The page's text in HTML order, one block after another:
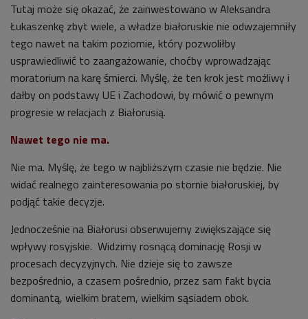
Tutaj może się okazać, że zainwestowano w Aleksandra
Łukaszenkę zbyt wiele, a władze białoruskie nie odwzajemniły
tego nawet na takim poziomie, który pozwoliłby
usprawiedliwić to zaangażowanie, choćby wprowadzając
moratorium na karę śmierci. Myślę, że ten krok jest możliwy i
dałby on podstawy UE i Zachodowi, by mówić o pewnym
progresie w relacjach z Białorusią.
Nawet tego nie ma.
Nie ma. Myślę, że tego w najbliższym czasie nie będzie. Nie
widać realnego zainteresowania po stornie białoruskiej, by
podjąć takie decyzje.
Jednocześnie na Białorusi obserwujemy zwiększające się
wpływy rosyjskie. Widzimy rosnącą dominację Rosji w
procesach decyzyjnych. Nie dzieje się to zawsze
bezpośrednio, a czasem pośrednio, przez sam fakt bycia
dominantą, wielkim bratem, wielkim sąsiadem obok.